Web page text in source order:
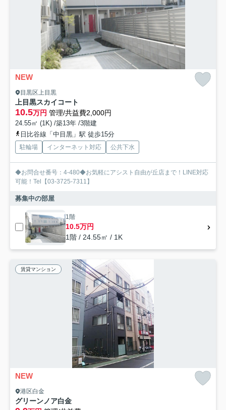
NEW
目黒区上目黒
上目黒スカイコート
10.5万円 管理/共益費2,000円
24.55㎡ (1K) /築13年 /3階建
日比谷線「中目黒」駅 徒歩15分
駐輪場 インターネット対応 公共下水
◆お問合せ番号：4-480◆お気軽にアシスト自由が丘店まで！LINE対応
可能！Tel【03-3725-7311】
募集中の部屋
1階
10.5万円
1階 / 24.55㎡ / 1K
賃貸マンション
NEW
港区白金
グリーンノア白金